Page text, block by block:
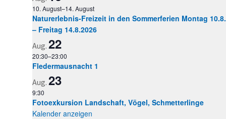
10. August–14. August
Naturerlebnis-Freizeit in den Sommerferien Montag 10.8.
– Freitag 14.8.2026
Aug. 22
20:30–23:00
Fledermausnacht 1
Aug. 23
9:30
Fotoexkursion Landschaft, Vögel, Schmetterlinge
Kalender anzeigen